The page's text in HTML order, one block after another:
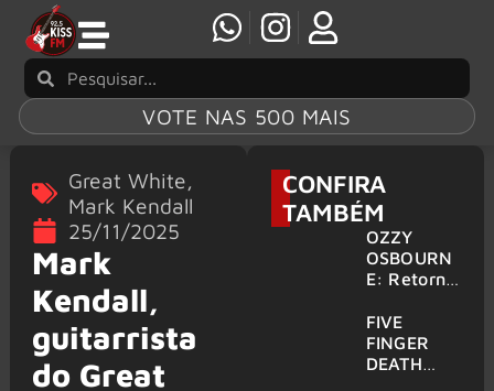
VOTE NAS 500 MAIS
Great White,
Mark Kendall
25/11/2025
Mark
Kendall,
guitarrista
do Great
CONFIRA
TAMBÉM
OZZY
OSBOURN
E: Retorno
em 2027 é
confirmad
o por
FIVE
FINGER
DEATH